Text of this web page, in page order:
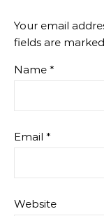
Your email
fields are marked
Name *
Email *
Website